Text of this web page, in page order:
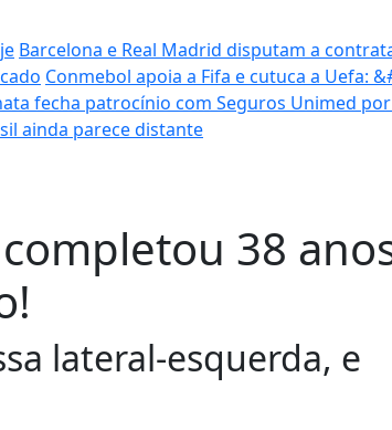
Barcelona e Real Madrid disputam a
Conmebol apoia a Fifa e cutuca a Uefa:
fecha patrocínio com Seguros Unimed
ainda parece distante
38
lateral-esquerda, e